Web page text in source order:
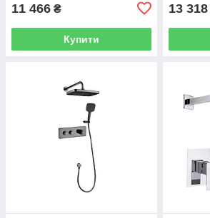
11 466 ₴
Купити
13 318